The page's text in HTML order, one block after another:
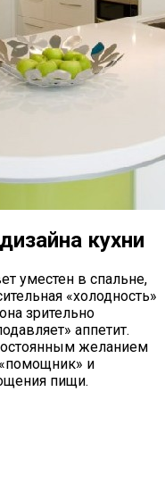
кухни
уместен в спальне,
«холодность»
зрительно
аппетит.
желанием
и
пищи.